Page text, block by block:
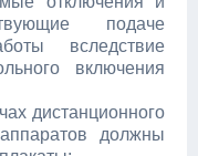
подаче
вследствие
включения
дистанционного
должны